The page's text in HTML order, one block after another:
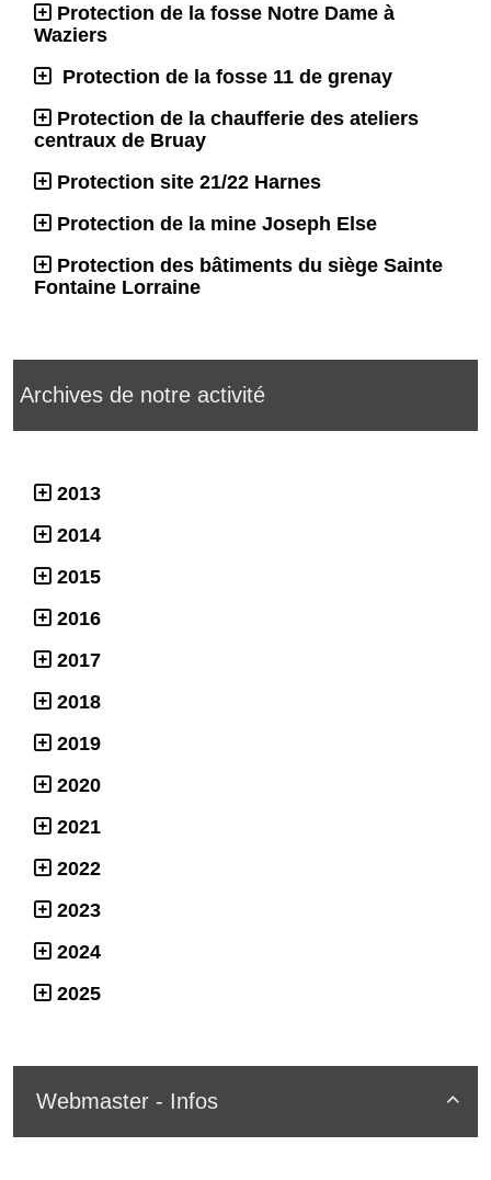
Protection de la fosse Notre Dame à
Waziers
Protection de la fosse 11 de grenay
Protection de la chaufferie des ateliers
centraux de Bruay
Protection site 21/22 Harnes
Protection de la mine Joseph Else
Protection des bâtiments du siège Sainte
Fontaine Lorraine
Archives de notre activité
2013
2014
2015
2016
2017
2018
2019
2020
2021
2022
2023
2024
2025

Webmaster - Infos